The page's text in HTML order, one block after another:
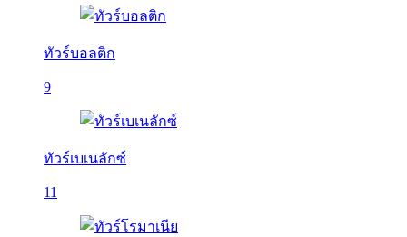
ทัวร์บอลติก
9
ทัวร์เบเนลักซ์
11